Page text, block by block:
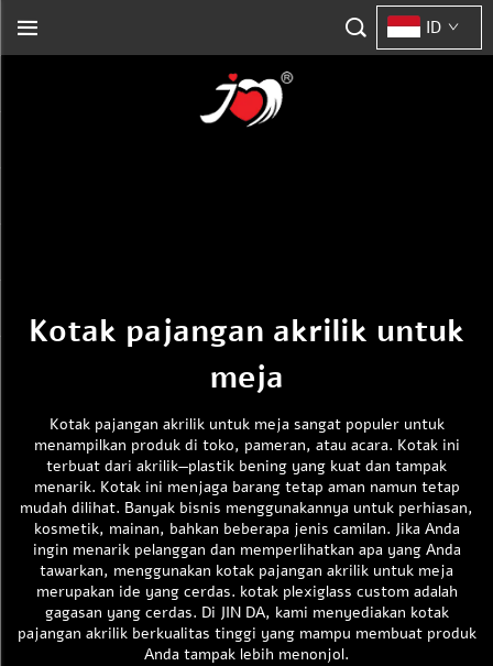
ID
Kotak pajangan akrilik untuk
meja
Kotak pajangan akrilik untuk meja sangat populer untuk
menampilkan produk di toko, pameran, atau acara. Kotak ini
terbuat dari akrilik—plastik bening yang kuat dan tampak
menarik. Kotak ini menjaga barang tetap aman namun tetap
mudah dilihat. Banyak bisnis menggunakannya untuk perhiasan,
kosmetik, mainan, bahkan beberapa jenis camilan. Jika Anda
ingin menarik pelanggan dan memperlihatkan apa yang Anda
tawarkan, menggunakan kotak pajangan akrilik untuk meja
merupakan ide yang cerdas. kotak plexiglass custom adalah
gagasan yang cerdas. Di JIN DA, kami menyediakan kotak
pajangan akrilik berkualitas tinggi yang mampu membuat produk
Anda tampak lebih menonjol.